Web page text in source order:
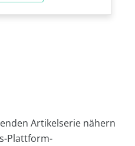
Artikelserie nähern
Plattform-